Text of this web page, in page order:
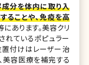
分を体内に取り入
ることや、免疫を高
にあります。美容クリ
れているポピュラー
置付けはレーザー治
美容医療を補完する